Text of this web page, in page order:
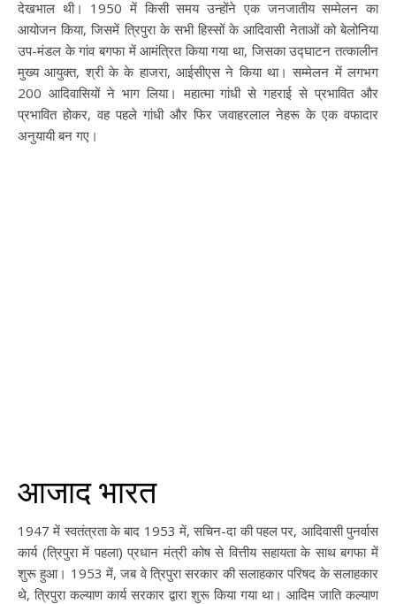
देखभाल थी। 1950 में किसी समय उन्होंने एक जनजातीय सम्मेलन का
आयोजन किया, जिसमें त्रिपुरा के सभी हिस्सों के आदिवासी नेताओं को बेलोनिया
उप-मंडल के गांव बगफा में आमंत्रित किया गया था, जिसका उद्घाटन तत्कालीन
मुख्य आयुक्त, श्री के के हाजरा, आईसीएस ने किया था। सम्मेलन में लगभग
200 आदिवासियों ने भाग लिया। महात्मा गांधी से गहराई से प्रभावित और
प्रभावित होकर, वह पहले गांधी और फिर जवाहरलाल नेहरू के एक वफादार
अनुयायी बन गए।
आजाद भारत
1947 में स्वतंत्रता के बाद 1953 में, सचिन-दा की पहल पर, आदिवासी पुनर्वास
कार्य (त्रिपुरा में पहला) प्रधान मंत्री कोष से वित्तीय सहायता के साथ बगफा में
शुरू हुआ। 1953 में, जब वे त्रिपुरा सरकार की सलाहकार परिषद के सलाहकार
थे, त्रिपुरा कल्याण कार्य सरकार द्वारा शुरू किया गया था। आदिम जाति कल्याण